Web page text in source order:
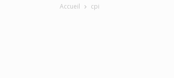
Accueil cpi